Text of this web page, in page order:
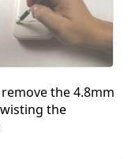
the 4.8mm
the